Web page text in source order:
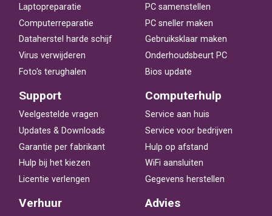
Laptopreparatie
Computerreparatie
Dataherstel harde schijf
Virus verwijderen
Foto's terughalen
PC samenstellen
PC sneller maken
Gebruiksklaar maken
Onderhoudsbeurt PC
Bios update
Support
Veelgestelde vragen
Updates & Downloads
Garantie per fabrikant
Hulp bij het kiezen
Licentie verlengen
Computerhulp
Service aan huis
Service voor bedrijven
Hulp op afstand
WiFi aansluiten
Gegevens herstellen
Verhuur Advies